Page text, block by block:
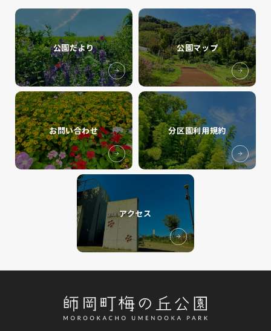
公園だより 公園マップ
お問い合わせ 分区園利用規約
アクセス